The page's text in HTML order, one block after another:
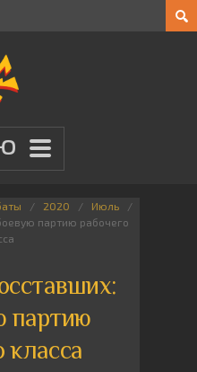
2020
Июль
партию рабочего
партию
класса